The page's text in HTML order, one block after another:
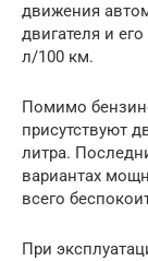
движения
двигателя и
л/100 км.
Помимо
присутствуют
литра.
вариантах
всего
При